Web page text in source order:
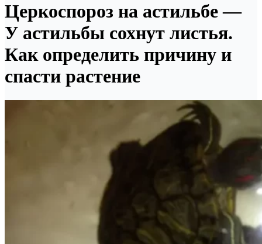
Церкоспороз на астильбе —
У астильбы сохнут листья.
Как определить причину и
спасти растение